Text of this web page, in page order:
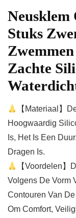
Neusklem
Stuks
Zachte
【Materiaal】
Hoogwaardig
Is, Het Is Een
Dragen Is.
【Voordelen】
Volgens De Vorm
Contouren Van
Om Comfort,